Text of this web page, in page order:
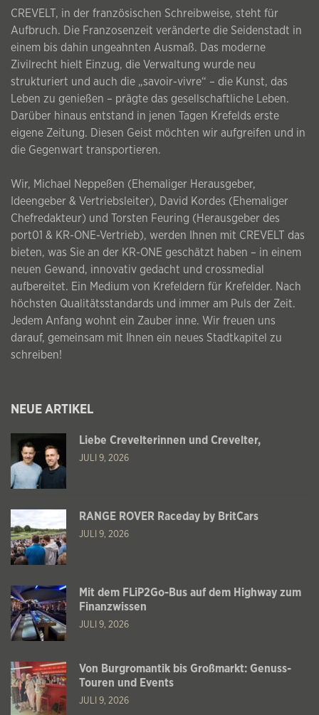
CREVELT, in der französischen Schreibweise, steht für
Aufbruch. Die Franzosenzeit veränderte die Seidenstadt in
einem bis dahin ungeahnten Ausmaß. Das moderne
Zivilrecht hielt Einzug, die Verwaltung wurde neu
strukturiert und auch die „savoir-vivre“ – die Kunst, das
Leben zu genießen – prägte das gesellschaftliche Leben.
Darüber hinaus entstand in jenen Tagen Krefelds erste
eigene Zeitung. Diesen Geist möchten wir aufgreifen und in
die Gegenwart transportieren.
Wir, Michael Neppeßen (Ehemaliger Herausgeber,
Ideengeber & Vertriebsleiter), David Kordes (Ehemaliger
Chefredakteur) und Torsten Feuring (Herausgeber des
port01 & KR-ONE-Vertrieb), werden Ihnen mit CREVELT das
bieten, was Sie an der KR-ONE geschätzt haben – in einem
neuen Gewand, innovativ gedacht und crossmedial
aufbereitet. Ein Medium von Krefeldern für Krefelder. Nach
höchsten Qualitätsstandards und immer am Puls der Zeit.
Jedem Anfang wohnt ein Zauber inne. Wir freuen uns
darauf, gemeinsam mit Ihnen ein neues Stadtkapitel zu
schreiben!
NEUE ARTIKEL
Liebe Crevelterinnen und Crevelter,
JULI 9, 2026
RANGE ROVER Raceday by BritCars
JULI 9, 2026
Mit dem FLiP2Go-Bus auf dem Highway zum
Finanzwissen
JULI 9, 2026
Von Burgromantik bis Großmarkt: Genuss-
Touren und Events
JULI 9, 2026